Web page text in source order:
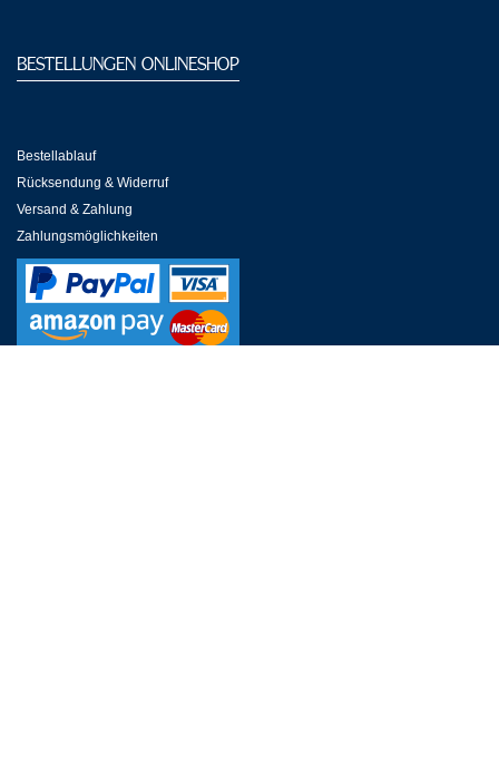
BESTELLUNGEN ONLINESHOP
Bestellablauf
Rücksendung & Widerruf
Versand & Zahlung
Zahlungsmöglichkeiten